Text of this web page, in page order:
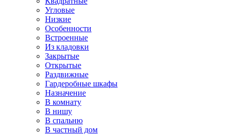
Угловые
Низкие
Особенности
Встроенные
Из кладовки
Закрытые
Открытые
Раздвижные
Гардеробные шкафы
Назначение
В комнату
В нишу
В спальню
В частный дом